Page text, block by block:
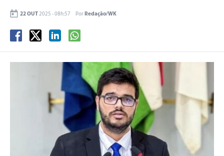
22 OUT2025 - 08h:57 Por Redação/WK